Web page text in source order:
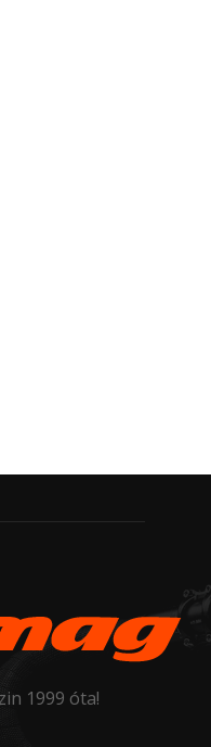
1999 óta!